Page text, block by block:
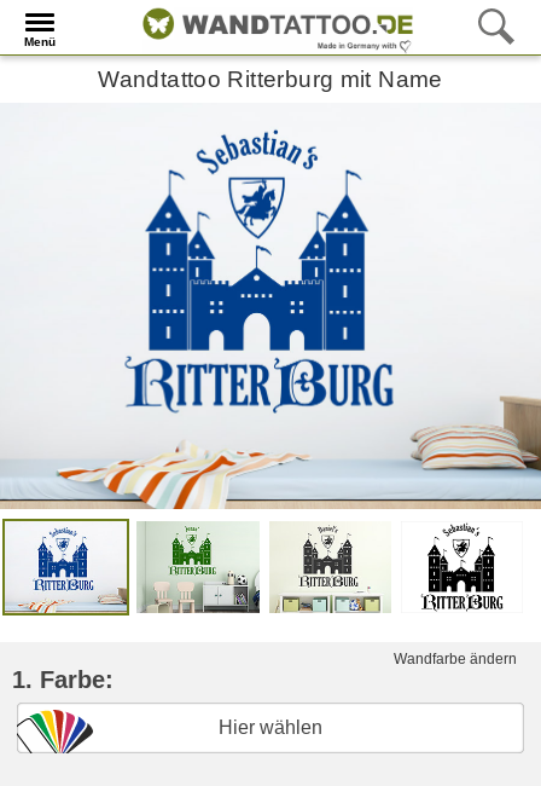
Menü
Wandtattoo Ritterburg mit Name
Wandfarbe ändern
1. Farbe:
Hier wählen